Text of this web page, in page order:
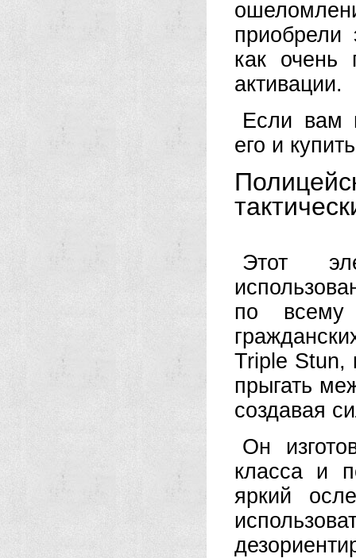
приобрели
как очень
активации.
Если вам
его и
Этот
по
Triple Stun,
прыгать
создавая
Он
класса и
яркий